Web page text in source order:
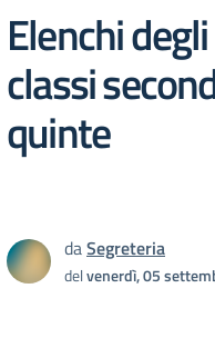
Elenchi
classi
quinte
daSegreteria
delvenerdì, 05